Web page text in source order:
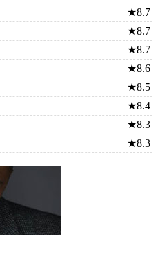
★8.7
★8.7
★8.7
★8.6
★8.5
★8.4
★8.3
★8.3